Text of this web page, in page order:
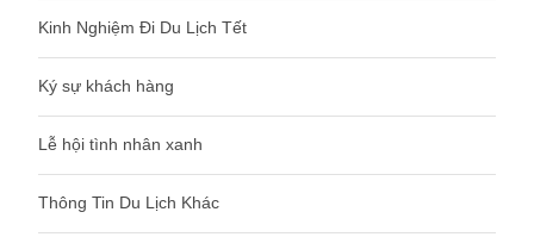
Kinh Nghiệm Đi Du Lịch Tết
Ký sự khách hàng
Lễ hội tình nhân xanh
Thông Tin Du Lịch Khác